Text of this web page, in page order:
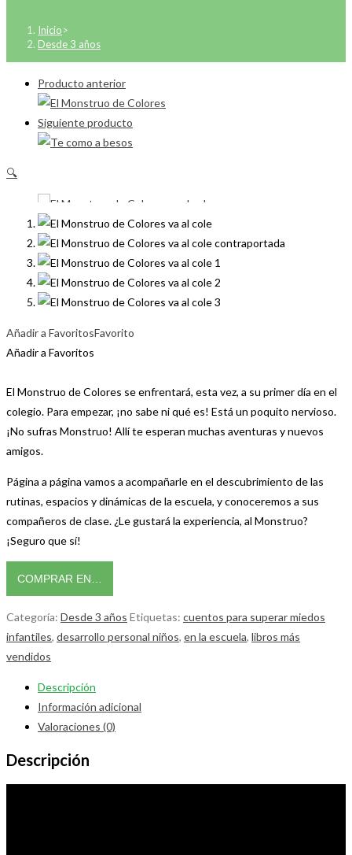
Inicio>
Desde 3 años
Producto anterior
Siguiente producto
🔍
Añadir a FavoritosFavorito
Añadir a Favoritos
El Monstruo de Colores se enfrentará, esta vez, a su primer día en el
colegio. Para empezar, ¡no sabe ni qué es! Está un poquito nervioso.
¡No sufras Monstruo! Allí te esperan muchas aventuras y nuevos
amigos.
Página a página vamos a acompañarle en el descubrimiento de las
rutinas, espacios y dinámicas de la escuela, y conoceremos a sus
compañeros de clase. ¿Le gustará la experiencia, al Monstruo?
¡Seguro que sí!
COMPRAR EN…
Categoría: Desde 3 años Etiquetas: cuentos para superar miedos
infantiles, desarrollo personal niños, en la escuela, libros más
vendidos
Descripción
Información adicional
Valoraciones (0)
Descripción